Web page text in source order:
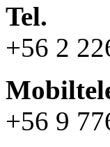
Tel.
+56 2
+56 9